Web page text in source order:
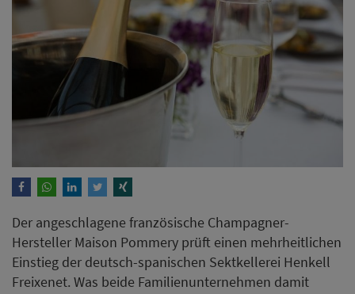
Der angeschlagene französische Champagner-
Hersteller Maison Pommery prüft einen mehrheitlichen
Einstieg der deutsch-spanischen Sektkellerei Henkell
Freixenet. Was beide Familienunternehmen damit